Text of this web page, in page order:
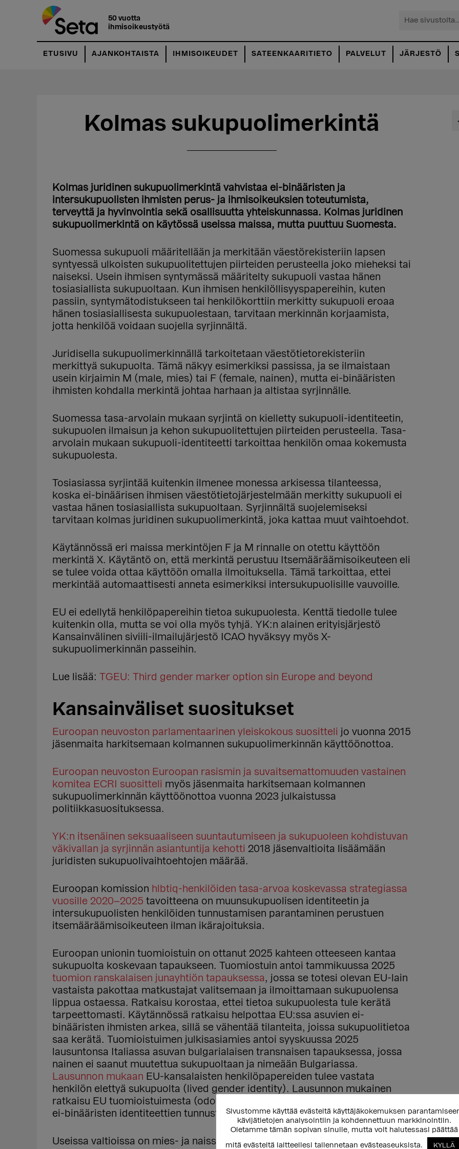
pääsisältöön
ensisijaiseen
50 vuotta
ihmisoikeustyötä
Hae
ETUSIVU AJANKOHTAISTA IHMISOIKEUDET SATEENKAARITIETO PALVELUT JÄRJESTÖ
Kolmas sukupuolimerkintä
Kolmas juridinen sukupuolimerkintä vahvistaa ei-binääristen ja
intersukupuolisten ihmisten perus- ja ihmisoikeuksien toteutumista,
terveyttä ja hyvinvointia sekä osallisuutta yhteiskunnassa. Kolmas juridinen
sukupuolimerkintä on käytössä useissa maissa, mutta puuttuu Suomesta.
Suomessa sukupuoli määritellään ja merkitään väestörekisteriin lapsen
syntyessä ulkoisten sukupuolitettujen piirteiden perusteella joko mieheksi tai
naiseksi. Usein ihmisen syntymässä määritelty sukupuoli vastaa hänen
tosiasiallista sukupuoltaan. Kun ihmisen henkilöllisyyspapereihin, kuten
passiin, syntymätodistukseen tai henkilökorttiin merkitty sukupuoli eroaa
hänen tosiasiallisesta sukupuolestaan, tarvitaan merkinnän korjaamista,
jotta henkilöä voidaan suojella syrjinnältä.
Juridisella sukupuolimerkinnällä tarkoitetaan väestötietorekisteriin
merkittyä sukupuolta. Tämä näkyy esimerkiksi passissa, ja se ilmaistaan
usein kirjaimin M (male, mies) tai F (female, nainen), mutta ei-binääristen
ihmisten kohdalla merkintä johtaa harhaan ja altistaa syrjinnälle.
Suomessa tasa-arvolain mukaan syrjintä on kielletty sukupuoli-identiteetin,
sukupuolen ilmaisun ja kehon sukupuolitettujen piirteiden perusteella. Tasa-
arvolain mukaan sukupuoli-identiteetti tarkoittaa henkilön omaa kokemusta
sukupuolesta.
Tosiasiassa syrjintää kuitenkin ilmenee monessa arkisessa tilanteessa,
koska ei-binäärisen ihmisen väestötietojärjestelmään merkitty sukupuoli ei
vastaa hänen tosiasiallista sukupuoltaan. Syrjinnältä suojelemiseksi
tarvitaan kolmas juridinen sukupuolimerkintä, joka kattaa muut vaihtoehdot.
Käytännössä eri maissa merkintöjen F ja M rinnalle on otettu käyttöön
merkintä X. Käytäntö on, että merkintä perustuu Itsemääräämisoikeuteen eli
se tulee voida ottaa käyttöön omalla ilmoituksella. Tämä tarkoittaa, ettei
merkintää automaattisesti anneta esimerkiksi intersukupuolisille vauvoille.
EU ei edellytä henkilöpapereihin tietoa sukupuolesta. Kenttä tiedolle tulee
kuitenkin olla, mutta se voi olla myös tyhjä. YK:n alainen erityisjärjestö
Kansainvälinen siviili-ilmailujärjestö ICAO hyväksyy myös X-
sukupuolimerkinnän passeihin.
Lue lisää: TGEU: Third gender marker option sin Europe and beyond
Kansainväliset suositukset
Euroopan neuvoston parlamentaarinen yleiskokous suositteli jo vuonna 2015
jäsenmaita harkitsemaan kolmannen sukupuolimerkinnän käyttöönottoa.
Euroopan neuvoston Euroopan rasismin ja suvaitsemattomuuden vastainen
komitea ECRI suositteli myös jäsenmaita harkitsemaan kolmannen
sukupuolimerkinnän käyttöönottoa vuonna 2023 julkaistussa
politiikkasuosituksessa.
YK:n itsenäinen seksuaaliseen suuntautumiseen ja sukupuoleen kohdistuvan
väkivallan ja syrjinnän asiantuntija kehotti 2018 jäsenvaltioita lisäämään
juridisten sukupuolivaihtoehtojen määrää.
Euroopan komission hlbtiq-henkilöiden tasa-arvoa koskevassa strategiassa
vuosille 2020–2025 tavoitteena on muunsukupuolisen identiteetin ja
intersukupuolisten henkilöiden tunnustamisen parantaminen perustuen
itsemääräämisoikeuteen ilman ikärajoituksia.
Euroopan unionin tuomioistuin on ottanut 2025 kahteen otteeseen kantaa
sukupuolta koskevaan tapaukseen. Tuomiostuin antoi tammikuussa 2025
tuomion ranskalaisen junayhtiön tapauksessa, jossa se totesi olevan EU-lain
vastaista pakottaa matkustajat valitsemaan ja ilmoittamaan sukupuolensa
lippua ostaessa. Ratkaisu korostaa, ettei tietoa sukupuolesta tule kerätä
tarpeettomasti. Käytännössä ratkaisu helpottaa EU:ssa asuvien ei-
binääristen ihmisten arkea, sillä se vähentää tilanteita, joissa sukupuolitietoa
saa kerätä. Tuomioistuimen julkisasiamies antoi syyskuussa 2025
lausuntonsa Italiassa asuvan bulgarialaisen transnaisen tapauksessa, jossa
nainen ei saanut muutettua sukupuoltaan ja nimeään Bulgariassa.
Lausunnon mukaan EU-kansalaisten henkilöpapereiden tulee vastata
henkilön elettyä sukupuolta (lived gender identity). Lausunnon mukainen
ratkaisu EU tuomioistuimesta (odotettavissa vuoden 2026 alussa) olisi askel
ei-binääristen identiteettien tunnustamisen suuntaan.
Useissa valtioissa on mies- ja naissukupuolimerkintöjen lisäksi mahdollista
Sivustomme käyttää evästeitä käyttäjäkokemuksen
kävijätietojen analysointiin ja kohdennettuun markkinointiin.
Oletamme tämän sopivan sinulle, mutta voit halutessasi päättää
mitä evästeitä laitteellesi tallennetaan evästeaseuksista.
KYLLÄ